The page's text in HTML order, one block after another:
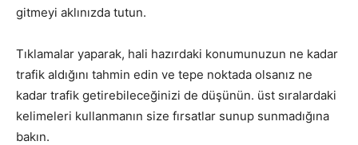
gitmeyi aklınızda tutun.
Tıklamalar yaparak, hali hazırdaki konumunuzun ne kadar
trafik aldığını tahmin edin ve tepe noktada olsanız ne
kadar trafik getirebileceğinizi de düşünün. üst sıralardaki
kelimeleri kullanmanın size fırsatlar sunup sunmadığına
bakın.